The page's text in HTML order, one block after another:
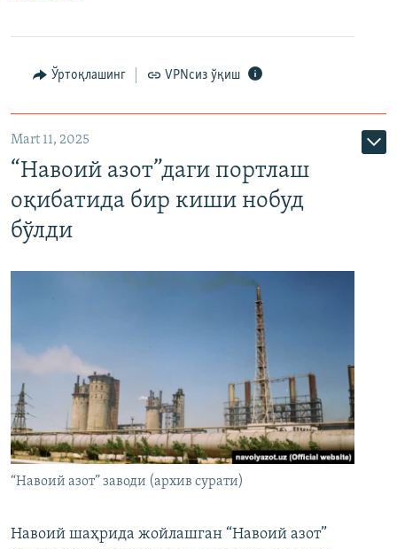
Ўртоқлашинг VPNсиз ўқиш
Mart 11, 2025
“Навоий азот”даги портлаш
оқибатида бир киши нобуд
бўлди
“Навоий азот” заводи (архив сурати)
Навоий шаҳрида жойлашган “Навоий азот”